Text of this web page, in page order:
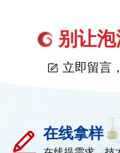
别让泡
立即留言
在线拿样